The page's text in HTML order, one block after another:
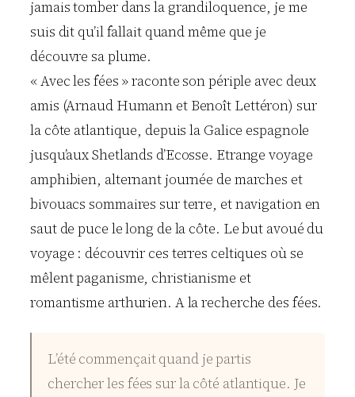
jamais tomber dans la grandiloquence, je me
suis dit qu’il fallait quand même que je
découvre sa plume.
« Avec les fées » raconte son périple avec deux
amis (Arnaud Humann et Benoît Lettéron) sur
la côte atlantique, depuis la Galice espagnole
jusqu’aux Shetlands d’Ecosse. Etrange voyage
amphibien, alternant journée de marches et
bivouacs sommaires sur terre, et navigation en
saut de puce le long de la côte. Le but avoué du
voyage : découvrir ces terres celtiques où se
mêlent paganisme, christianisme et
romantisme arthurien. A la recherche des fées.
L’été commençait quand je partis
chercher les fées sur la côté atlantique. Je